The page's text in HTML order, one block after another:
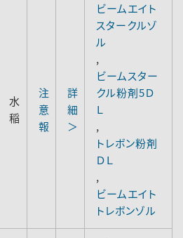
水
稲
注
意
報
詳
細
＞
ビームエイト
スタークルゾ
ル
,
ビームスター
クル粉剤5Ｄ
Ｌ
,
トレボン粉剤
ＤＬ
,
ビームエイト
トレボンゾル